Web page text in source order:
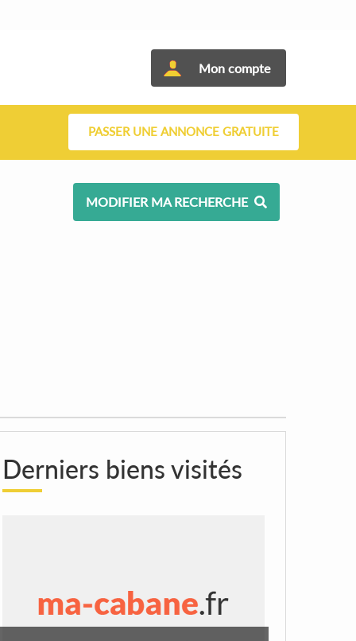
Mon compte
PASSER UNE ANNONCE GRATUITE
MODIFIER MA RECHERCHE
Derniers biens visités